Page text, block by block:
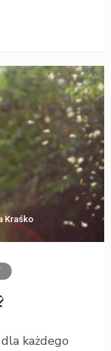
Kraśko
każdego